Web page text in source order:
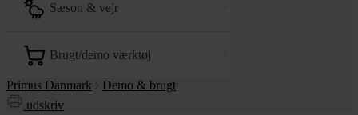
sæson & vejr
brugt/demo værktøj
Primus Danmark
Demo & brugt
udskriv